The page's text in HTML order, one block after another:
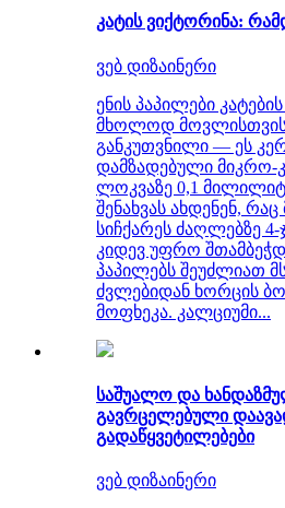
კატის ვიქტორინა:
ვებ დიზაინერი
ენის პაპილები
მხოლოდ
განკუთვნილი — ეს
დამზადებული მიკრო-
ლოკვაზე 0,1
შენახვას ახდენენ,
სიჩქარეს ძაღლებზე 4-
კიდევ უფრო
პაპილებს შეუძლიათ
ძვლებიდან ხორცის
მოფხეკა. კალციუმი...
საშუალო და
გავრცელებული
გადაწყვეტილებები
ვებ დიზაინერი